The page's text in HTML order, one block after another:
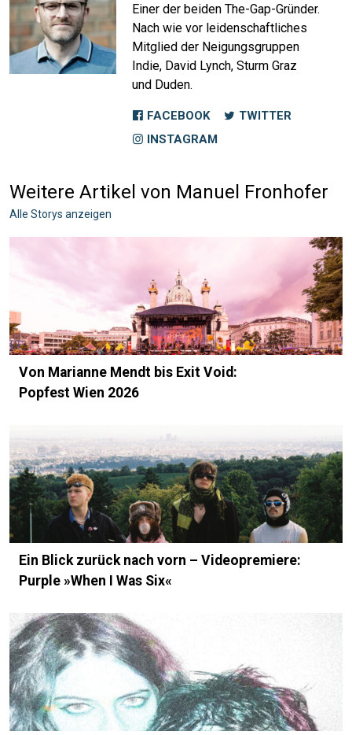
Einer der beiden The-Gap-Gründer.
Nach wie vor leiden­schaftliches
Mitglied der Neigungs­gruppen
Indie, David Lynch, Sturm Graz
und Duden.
FACEBOOK
TWITTER
INSTAGRAM
Weitere Artikel von Manuel Fronhofer
Alle Storys anzeigen
Von Marianne Mendt bis Exit Void:
Popfest Wien 2026
Ein Blick zurück nach vorn – Videopremiere:
Purple »When I Was Six«